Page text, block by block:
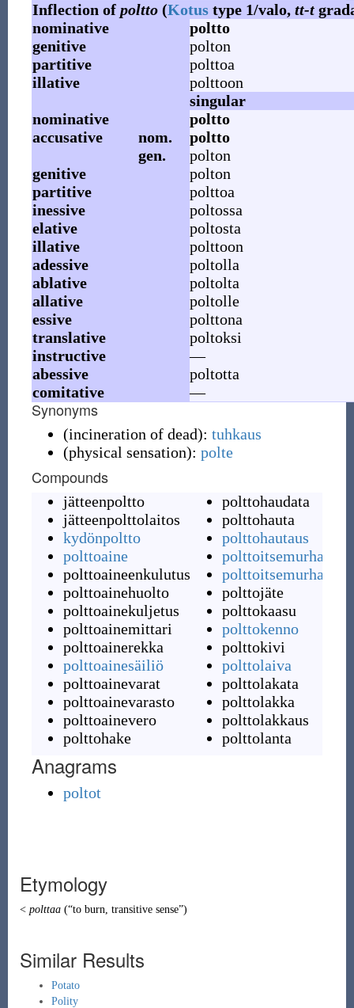
Inflection of poltto(Kotustype 1/valo, tt-t
nominative
poltto
genitive
polton
partitive
polttoa
illative
polttoon
singular
nominative
poltto
accusative
nom.
poltto
gen.
polton
genitive
polton
partitive
polttoa
inessive
poltossa
elative
poltosta
illative
polttoon
adessive
poltolla
ablative
poltolta
allative
poltolle
essive
polttona
translative
poltoksi
instructive
—
abessive
poltotta
comitative
—
Synonyms
(incineration of dead): tuhkaus
(physical sensation): polte
Compounds
jätteenpoltto
jätteenpolttolaitos
kydönpoltto
polttoaine
polttoaineenkulutus
polttoainehuolto
polttoainekuljetus
polttoainemittari
polttoainerekka
polttoainesäiliö
polttoainevarat
polttoainevarasto
polttoainevero
polttohake
polttohaudata
polttohauta
polttohautaus
polttoitsemurha
polttoitsemurhata
polttojäte
polttokaasu
polttokenno
polttokivi
polttolaiva
polttolakata
polttolakka
polttolakkaus
polttolanta
Anagrams
poltot
Etymology
< polttaa (“to burn, transitive sense”)
Similar Results
Potato
Polity